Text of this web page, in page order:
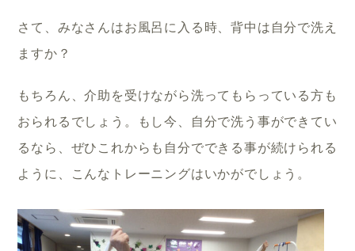
さて、みなさんはお風呂に入る時、背中は自分で洗え
ますか？
もちろん、介助を受けながら洗ってもらっている方も
おられるでしょう。もし今、自分で洗う事ができてい
るなら、ぜひこれからも自分でできる事が続けられる
ように、こんなトレーニングはいかがでしょう。